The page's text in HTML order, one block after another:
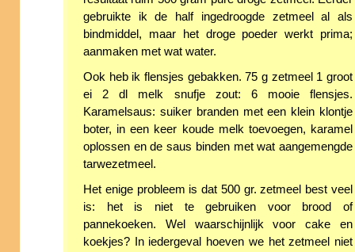
gebruikte ik de half ingedroogde zetmeel al als
bindmiddel, maar het droge poeder werkt prima;
aanmaken met wat water.
Ook heb ik flensjes gebakken. 75 g zetmeel 1 groot
ei 2 dl melk snufje zout: 6 mooie flensjes.
Karamelsaus: suiker branden met een klein klontje
boter, in een keer koude melk toevoegen, karamel
oplossen en de saus binden met wat aangemengde
tarwezetmeel.
Het enige probleem is dat 500 gr. zetmeel best veel
is: het is niet te gebruiken voor brood of
pannekoeken. Wel waarschijnlijk voor cake en
koekjes? In iedergeval hoeven we het zetmeel niet